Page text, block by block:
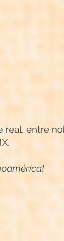
real, entre